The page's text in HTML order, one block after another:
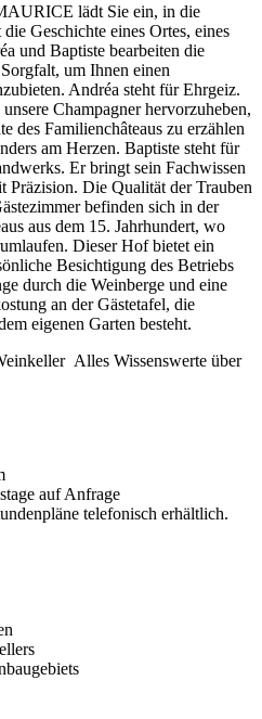
lädt Sie ein, in die
Geschichte eines Ortes, eines
und Baptiste bearbeiten die
um Ihnen einen
Andréa steht für Ehrgeiz.
Champagner hervorzuheben,
des Familienchâteaus zu erzählen
am Herzen. Baptiste steht für
Er bringt sein Fachwissen
Präzision. Die Qualität der Trauben
befinden sich in der
aus dem 15. Jahrhundert, wo
Dieser Hof bietet ein
Besichtigung des Betriebs
durch die Weinberge und eine
an der Gästetafel, die
eigenen Garten besteht.
Alles Wissenswerte über
auf Anfrage
telefonisch erhältlich.